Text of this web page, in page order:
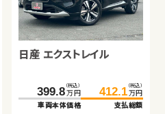
日産 エクストレイル
399.8 （税込）
万円
車両本体価格
412.1 （税込）
万円
支払総額
日産 エクストレイル
100.1（税込）
万円
110.9
諸費用：10.8万円（税込）
なし
トヨタ アルファード
257.7（税込）
万円
275.9
諸費用：18.2万円（税込）
あり